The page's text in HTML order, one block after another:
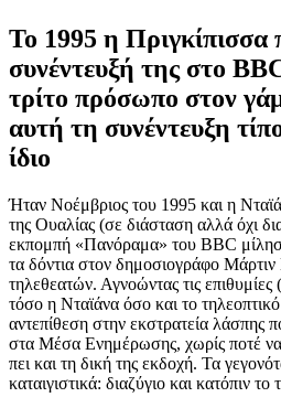
Το 1995 η Πριγκίπισσα
συνέντευξή της στο
τρίτο πρόσωπο στον
αυτή τη συνέντευξη
ίδιο
Ήταν Νοέμβριος του 1995 και η
της Ουαλίας (σε διάσταση αλλά όχι
εκπομπή «Πανόραμα» του BBC
τα δόντια στον δημοσιογράφο
τηλεθεατών. Αγνοώντας τις επιθυμίες
τόσο η Νταϊάνα όσο και το
αντεπίθεση στην εκστρατεία λάσπης
στα Μέσα Ενημέρωσης, χωρίς ποτέ να
πει και τη δική της εκδοχή. Τα
καταιγιστικά: διαζύγιο και κατόπιν